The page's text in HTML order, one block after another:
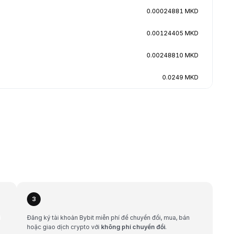
0.00024881 MKD
0.00124405 MKD
0.00248810 MKD
0.0249 MKD
3
Đăng ký tài khoản Bybit miễn phí để chuyển đổi, mua, bán
hoặc giao dịch crypto với không phí chuyển đổi.